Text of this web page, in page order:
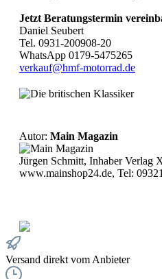
Jetzt Beratungstermin
Daniel Seubert
Tel. 0931-200908-20
WhatsApp 0179-5475265
verkauf@hmf-motorrad.de
Autor: Main Magazin
Jürgen Schmitt, Inhaber
www.mainshop24.de, Tel:
Versand direkt vom Anbieter